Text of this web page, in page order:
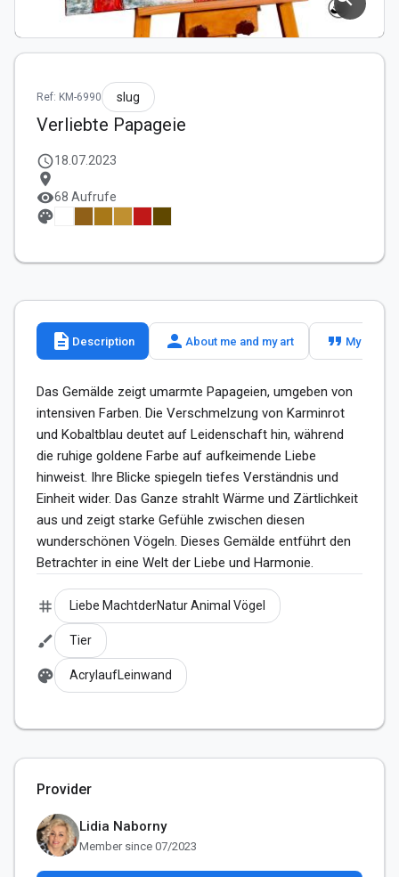
Ref: KM-6990 slug
Verliebte Papageie
schedule18.07.2023
location_on
visibility68 Aufrufe
palette
description Description person About me and my art format_quote My slogan
Das Gemälde zeigt umarmte Papageien, umgeben von
intensiven Farben. Die Verschmelzung von Karminrot
und Kobaltblau deutet auf Leidenschaft hin, während
die ruhige goldene Farbe auf aufkeimende Liebe
hinweist. Ihre Blicke spiegeln tiefes Verständnis und
Einheit wider. Das Ganze strahlt Wärme und Zärtlichkeit
aus und zeigt starke Gefühle zwischen diesen
wunderschönen Vögeln. Dieses Gemälde entführt den
Betrachter in eine Welt der Liebe und Harmonie.
tag Liebe MachtderNatur Animal Vögel
brush Tier
palette AcrylaufLeinwand
Provider
Lidia Naborny
Member since 07/2023